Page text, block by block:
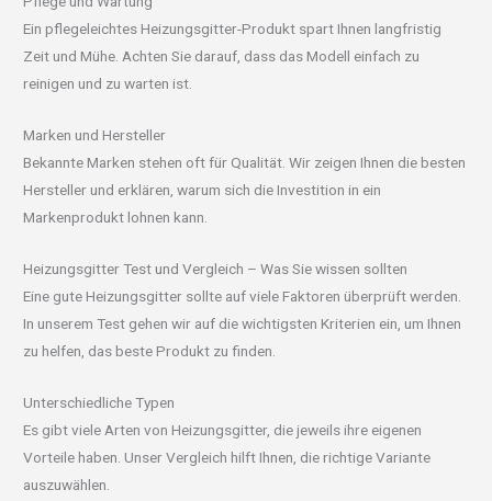
Ein pflegeleichtes Heizungsgitter-Produkt spart Ihnen langfristig
Zeit und Mühe. Achten Sie darauf, dass das Modell einfach zu
reinigen und zu warten ist.
Marken und Hersteller
Bekannte Marken stehen oft für Qualität. Wir zeigen Ihnen die besten
Hersteller und erklären, warum sich die Investition in ein
Markenprodukt lohnen kann.
Heizungsgitter Test und Vergleich – Was Sie wissen sollten
Eine gute Heizungsgitter sollte auf viele Faktoren überprüft werden.
In unserem Test gehen wir auf die wichtigsten Kriterien ein, um Ihnen
zu helfen, das beste Produkt zu finden.
Unterschiedliche Typen
Es gibt viele Arten von Heizungsgitter, die jeweils ihre eigenen
Vorteile haben. Unser Vergleich hilft Ihnen, die richtige Variante
auszuwählen.